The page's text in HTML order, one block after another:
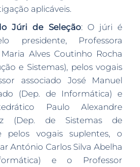
aplicáveis.
Júri de Seleção: O júri é
presidente, Professora
Alves Coutinho Rocha
e Sistemas), pelos vogais
associado José Manuel
(Dep. de Informática) e
Paulo Alexandre
(Dep. de Sistemas de
pelos vogais suplentes, o
António Carlos Silva Abelha
e o Professor